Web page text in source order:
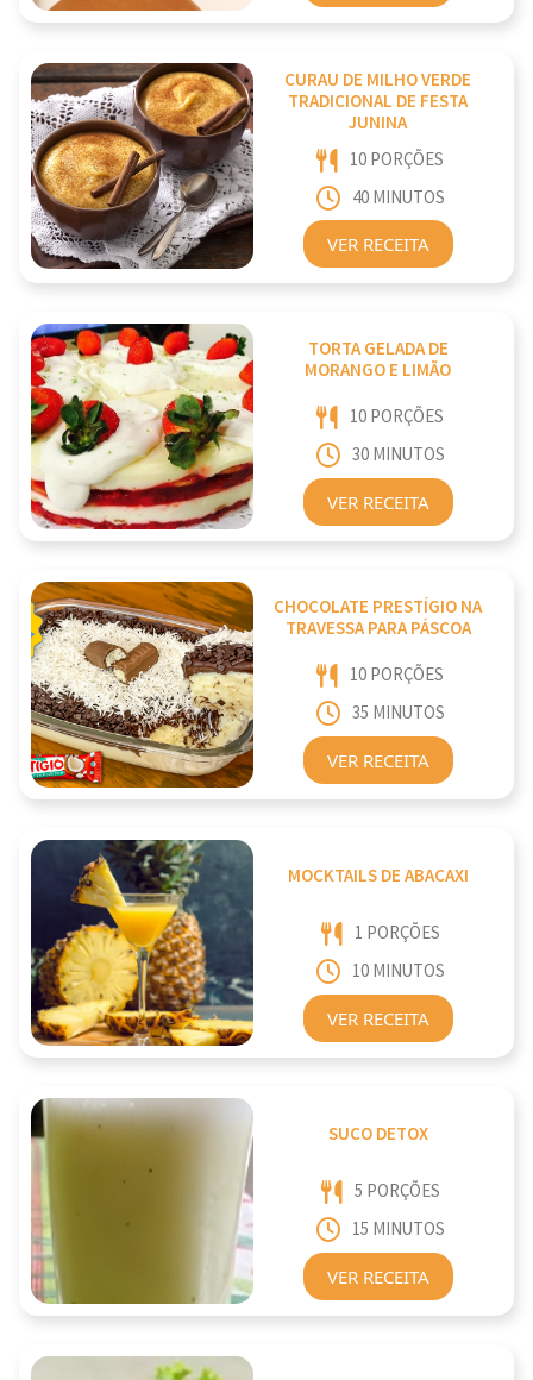
CURAU DE MILHO VERDE
TRADICIONAL DE FESTA
JUNINA
10 PORÇÕES
40 MINUTOS
VER RECEITA
TORTA GELADA DE
MORANGO E LIMÃO
10 PORÇÕES
30 MINUTOS
VER RECEITA
CHOCOLATE PRESTÍGIO NA
TRAVESSA PARA PÁSCOA
10 PORÇÕES
35 MINUTOS
VER RECEITA
MOCKTAILS DE ABACAXI
1 PORÇÕES
10 MINUTOS
VER RECEITA
SUCO DETOX
5 PORÇÕES
15 MINUTOS
VER RECEITA